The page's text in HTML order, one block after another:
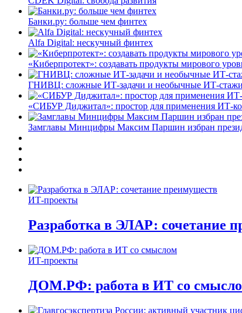
Банки.ру: больше чем финтех
Alfa Digital: нескучный финтех
«Киберпротект»: создавать продукты мирового
ГНИВЦ: сложные ИТ‑задачи и необычные
«СИБУР Диджитал»: простор для применения ИТ-
Замглавы Минцифры Максим Паршин избран
ИТ-проекты
Разработка в ЭЛАР: сочетание
ИТ-проекты
ДОМ.РФ: работа в ИТ со